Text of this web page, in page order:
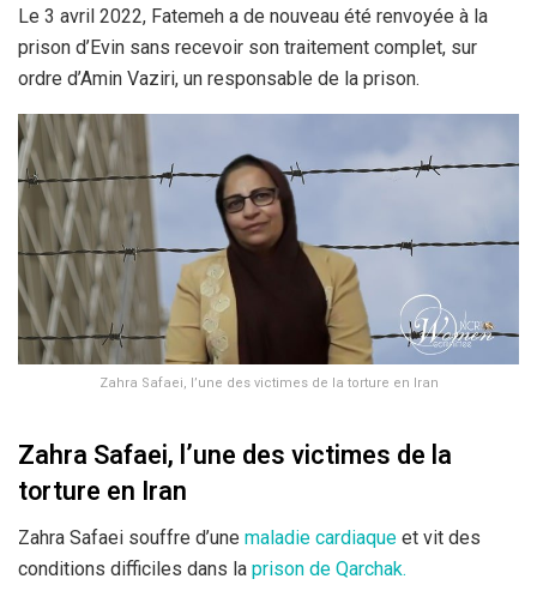
Le 3 avril 2022, Fatemeh a de nouveau été renvoyée à la
prison d’Evin sans recevoir son traitement complet, sur
ordre d’Amin Vaziri, un responsable de la prison.
Zahra Safaei, l’une des victimes de la torture en Iran
Zahra Safaei, l’une des victimes de la
torture en Iran
Zahra Safaei souffre d’une maladie cardiaque et vit des
conditions difficiles dans la prison de Qarchak.